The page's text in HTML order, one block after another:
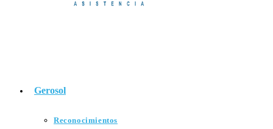
Gerosol
Reconocimientos